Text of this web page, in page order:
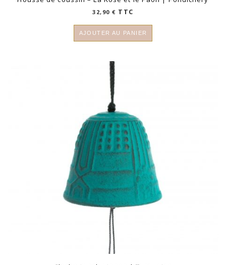
32,90€ TTC
AJOUTER AU PANIER